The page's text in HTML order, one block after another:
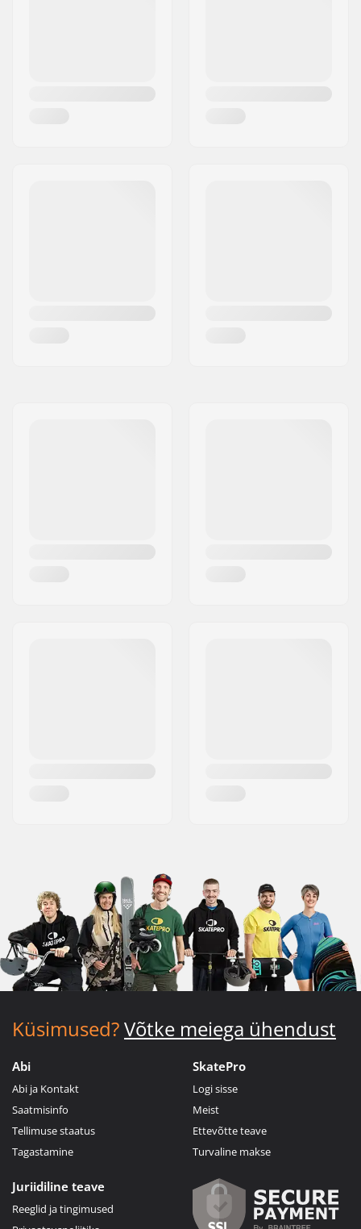
Küsimused?Võtke meiega ühendust
Abi
Abi ja Kontakt
Saatmisinfo
Tellimuse staatus
Tagastamine
SkatePro
Logi sisse
Meist
Ettevõtte teave
Turvaline makse
Juriidiline teave
Reeglid ja tingimused